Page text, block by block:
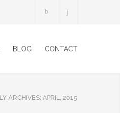
BLOG CONTACT
ARCHIVES: APRIL, 2015